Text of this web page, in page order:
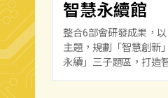
智慧永續館
整合6部會研發成果，
主題，規劃「智慧創新
永續」三子題區，打造